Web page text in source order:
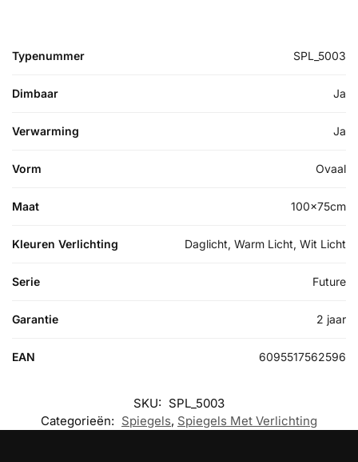
Typenummer SPL_5003
Dimbaar Ja
Verwarming Ja
Vorm Ovaal
Maat 100x75cm
Kleuren Verlichting Daglicht, Warm Licht, Wit Licht
Serie Future
Garantie 2 jaar
EAN 6095517562596
SKU: SPL_5003
Categorieën: Spiegels, Spiegels Met Verlichting